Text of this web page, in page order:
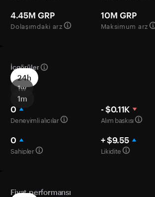
4.45M GRP
Dolaşımdaki arz
10M GRP
Maksimum arz
İçgörüler
24h
1w
1m
0
Deneyimli alıcılar
- $0.11K
Alım baskısı
0
Sahipler
+ $9.55
Likidite
Fiyat performansı